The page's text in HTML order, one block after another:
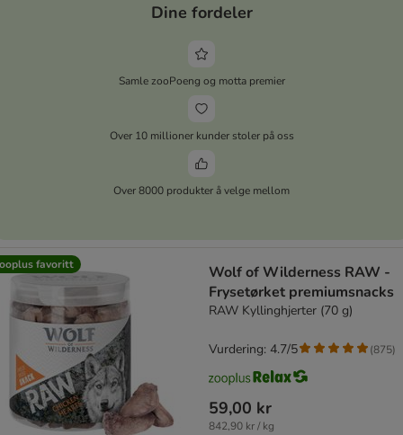
Dine fordeler
Samle zooPoeng og motta premier
Over 10 millioner kunder stoler på oss
Over 8000 produkter å velge mellom
favoritt
Wolf of Wilderness RAW -
Frysetørket premiumsnacks
RAW Kyllinghjerter (70 g)
59,00 kr
842,90 kr / kg
Vurdering: 4.7/5 (875)